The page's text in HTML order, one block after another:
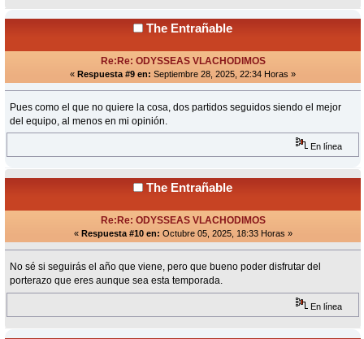
The Entrañable
Re:Re: ODYSSEAS VLACHODIMOS
« Respuesta #9 en: Septiembre 28, 2025, 22:34 Horas »
Pues como el que no quiere la cosa, dos partidos seguidos siendo el mejor
del equipo, al menos en mi opinión.
En línea
The Entrañable
Re:Re: ODYSSEAS VLACHODIMOS
« Respuesta #10 en: Octubre 05, 2025, 18:33 Horas »
No sé si seguirás el año que viene, pero que bueno poder disfrutar del
porterazo que eres aunque sea esta temporada.
En línea